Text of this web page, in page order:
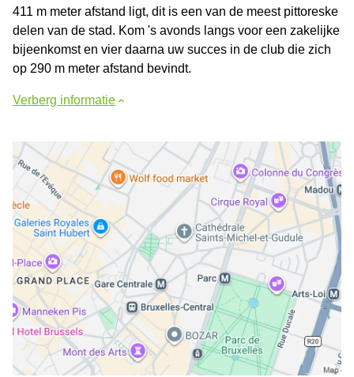
411 m meter afstand ligt, dit is een van de meest pittoreske
delen van de stad. Kom 's avonds langs voor een zakelijke
bijeenkomst en vier daarna uw succes in de club die zich
op 290 m meter afstand bevindt.
Verberg informatie